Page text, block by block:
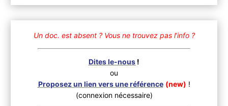
Un doc. est absent ? Vous ne trouvez pas l’info ?
Dites le-nous !
ou
Proposez un lien vers une référence (new) !
(connexion nécessaire)